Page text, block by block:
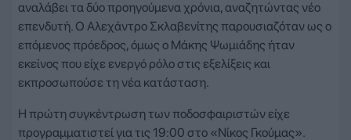
αναλάβει τα δύο προηγούμενα χρόνια, αναζητώντας νέο
επενδυτή. Ο Αλεχάντρο Σκλαβενίτης παρουσιαζόταν ως ο
επόμενος πρόεδρος, όμως ο Μάκης Ψωμιάδης ήταν
εκείνος που είχε ενεργό ρόλο στις εξελίξεις και
εκπροσωπούσε τη νέα κατάσταση.
Η πρώτη συγκέντρωση των ποδοσφαιριστών είχε
προγραμματιστεί για τις 19:00 στο «Νίκος Γκούμας».